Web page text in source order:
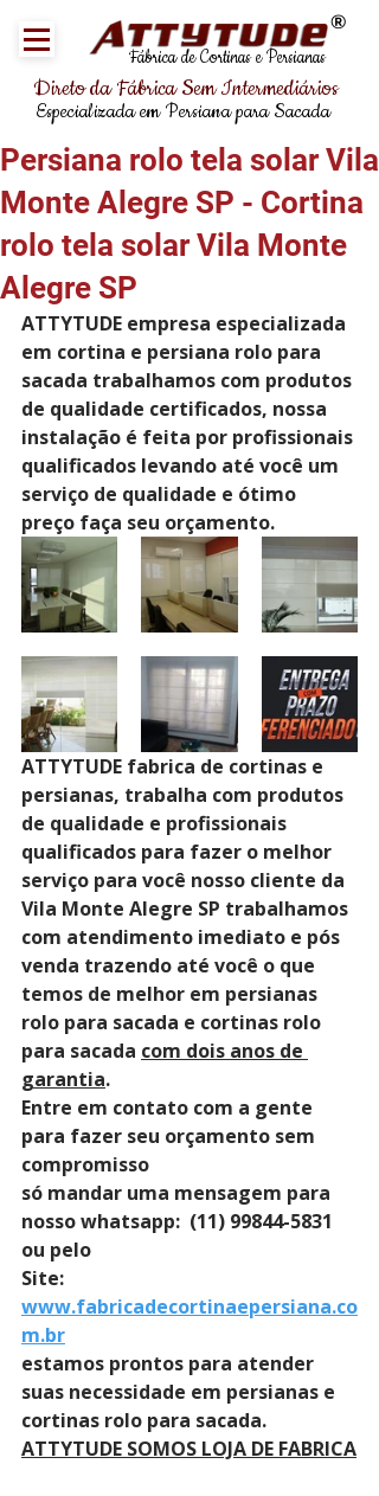
Fábrica de Cortinas e Persianas
®
Direto da Fábrica Sem Intermediários
Especializada em Persiana para Sacada
Persiana rolo tela solar Vila
Monte Alegre SP - Cortina
rolo tela solar Vila Monte
Alegre SP
ATTYTUDE empresa especializada
em cortina e persiana rolo para
sacada trabalhamos com produtos
de qualidade certificados, nossa
instalação é feita por profissionais
qualificados levando até você um
serviço de qualidade e ótimo
preço faça seu orçamento.
ATTYTUDE fabrica de cortinas e
persianas, trabalha com produtos
de qualidade e profissionais
qualificados para fazer o melhor
serviço para você nosso cliente da
Vila Monte Alegre SP trabalhamos
com atendimento imediato e pós
venda trazendo até você o que
temos de melhor em persianas
rolo para sacada e cortinas rolo
para sacada com dois anos de
garantia.
Entre em contato com a gente
para fazer seu orçamento sem
compromisso
só mandar uma mensagem para
nosso whatsapp:  (11) 99844-5831
ou pelo
Site:
www.fabricadecortinaepersiana.co
m.br
estamos prontos para atender
suas necessidade em persianas e
cortinas rolo para sacada.
ATTYTUDE SOMOS LOJA DE FABRICA